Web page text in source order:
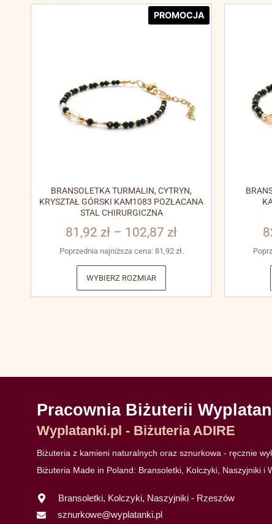
PROMOCJA
BRANSOLETKA TURMALIN, CYTRYN,
KRYSZTAŁ GÓRSKI KAM1083 POZŁACANA
STAL CHIRURGICZNA
81,92 zł – 102,87 zł
Poprzednia najniższa cena: 81,92 zł.
WYBIERZ ROZMIAR
Pracownia Biżuterii
Wyplatanki.pl - Biżuteria ADIRE
Biżuteria z kamieni naturalnych oraz sznurkowa - ręcznie
Biżuteria Made in Poland: Bransoletki, Kolczyki, Naszyjniki i
Bransoletki, Kolczyki, Naszyjniki - Rzeszów
sznurkowe@wyplatanki.pl